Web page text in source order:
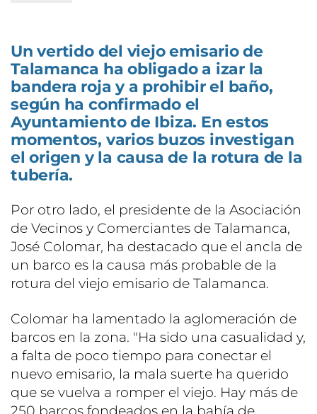
Un vertido del viejo emisario de
Talamanca ha obligado a izar la
bandera roja y a prohibir el baño,
según ha confirmado el
Ayuntamiento de Ibiza. En estos
momentos, varios buzos investigan
el origen y la causa de la rotura de la
tubería.
Por otro lado, el presidente de la Asociación
de Vecinos y Comerciantes de Talamanca,
José Colomar, ha destacado que el ancla de
un barco es la causa más probable de la
rotura del viejo emisario de Talamanca.
Colomar ha lamentado la aglomeración de
barcos en la zona. "Ha sido una casualidad y,
a falta de poco tiempo para conectar el
nuevo emisario, la mala suerte ha querido
que se vuelva a romper el viejo. Hay más de
250 barcos fondeados en la bahía de